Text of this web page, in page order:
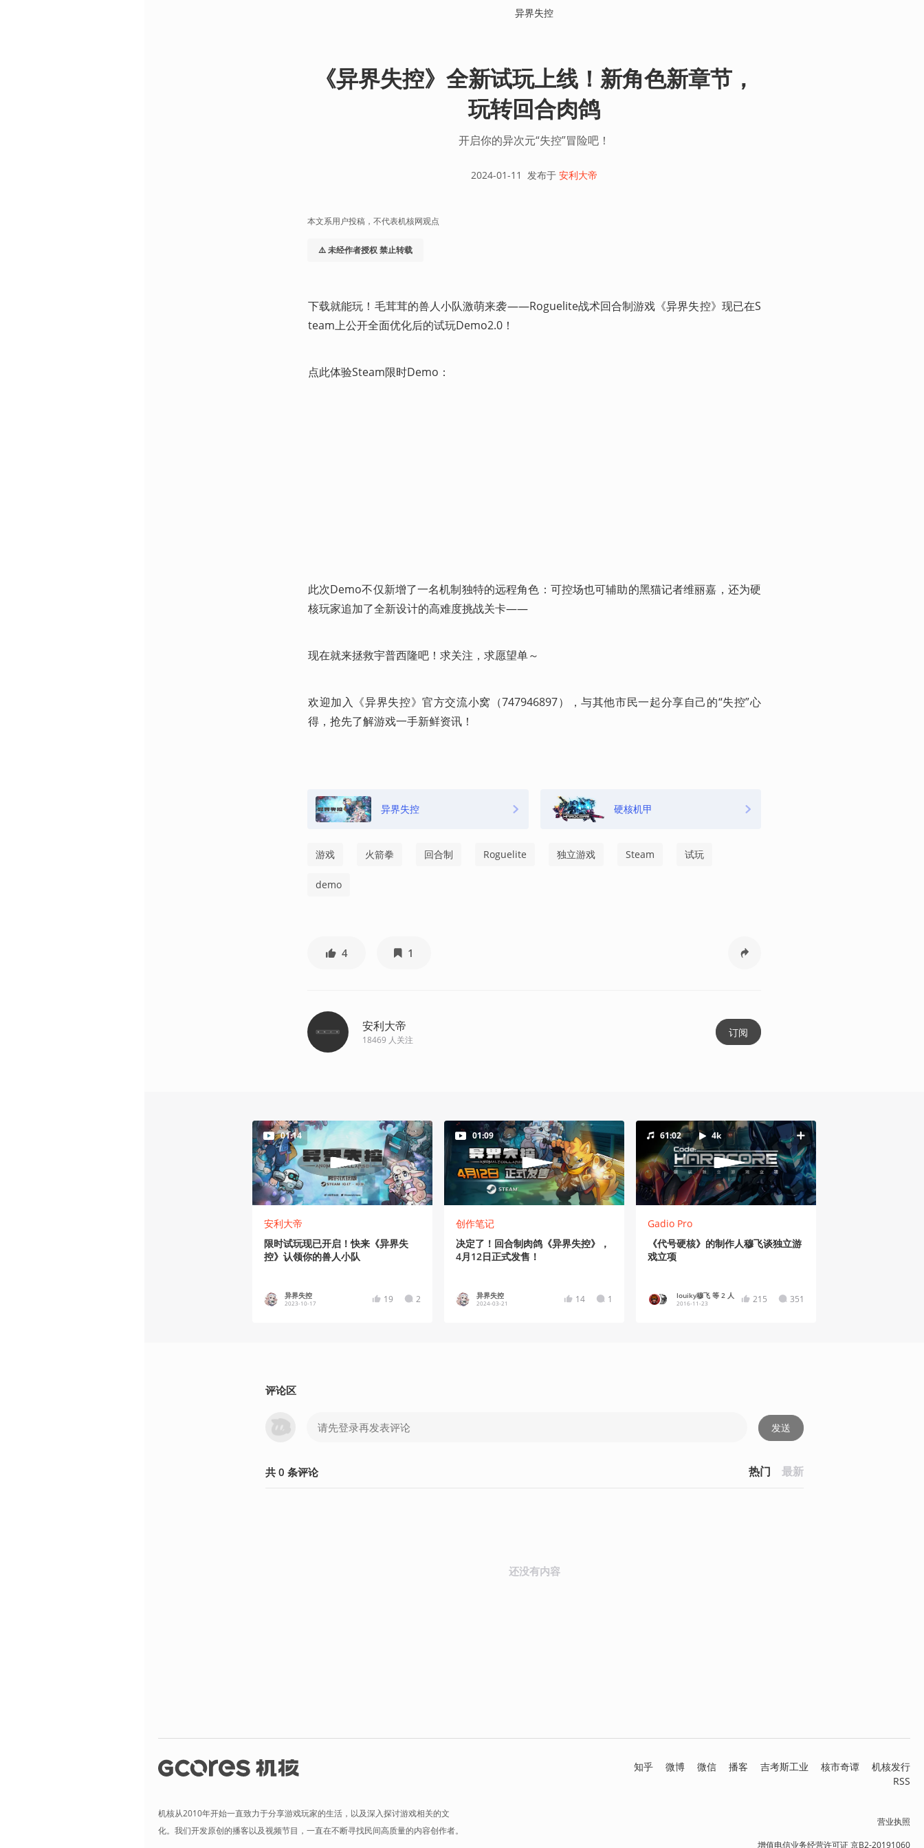
异界失控
《异界失控》全新试玩上线！新角色新章节，
玩转回合肉鸽
开启你的异次元“失控”冒险吧！
2024-01-11 发布于 安利大帝
本文系用户投稿，不代表机核网观点
⚠️ 未经作者授权 禁止转载
下载就能玩！毛茸茸的兽人小队激萌来袭——Roguelite战术回合制游戏《异界失控》现已在S
team上公开全面优化后的试玩Demo2.0！
点此体验Steam限时Demo：
此次Demo不仅新增了一名机制独特的远程角色：可控场也可辅助的黑猫记者维丽嘉，还为硬
核玩家追加了全新设计的高难度挑战关卡——
现在就来拯救宇普西隆吧！求关注，求愿望单～
欢迎加入《异界失控》官方交流小窝（747946897），与其他市民一起分享自己的“失控”心
得，抢先了解游戏一手新鲜资讯！
异界失控 硬核机甲
游戏 火箭拳 回合制 Roguelite 独立游戏 Steam 试玩
demo
4 1
安利大帝
18469 人关注
订阅
01:14
安利大帝
限时试玩现已开启！快来《异界失
控》认领你的兽人小队
异界失控
2023-10-17 19 2
01:09
创作笔记
决定了！回合制肉鸽《异界失控》，
4月12日正式发售！
异界失控
2024-03-21 14 1
61:02 4k
Gadio Pro
《代号硬核》的制作人穆飞谈独立游
戏立项
louiky穆飞 等 2 人
2016-11-23 215 351
评论区
发送
共 0 条评论 热门 最新
还没有内容
机核从2010年开始一直致力于分享游戏玩家的生活，以及深入探讨游戏相关的文
化。我们开发原创的播客以及视频节目，一直在不断寻找民间高质量的内容创作者。
知乎 微博 微信 播客 吉考斯工业 核市奇谭
机核发行
RSS
营业执照
增值电信业务经营许可证 京B2-20191060